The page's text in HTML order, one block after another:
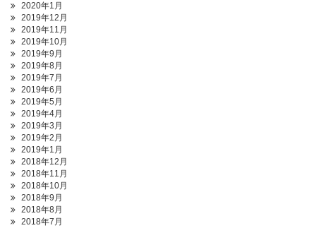
2020年1月
2019年12月
2019年11月
2019年10月
2019年9月
2019年8月
2019年7月
2019年6月
2019年5月
2019年4月
2019年3月
2019年2月
2019年1月
2018年12月
2018年11月
2018年10月
2018年9月
2018年8月
2018年7月